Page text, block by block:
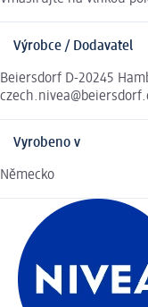
Výrobce / Dodavatel
Beiersdorf D-20245
Vyrobeno v
Německo